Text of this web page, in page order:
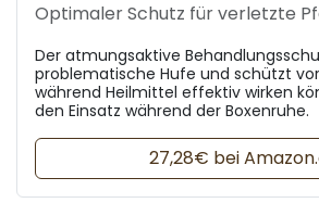
Optimaler Schutz für verletzte
Der atmungsaktive
problematische Hufe und schützt
während Heilmittel effektiv wirken
den Einsatz während der Boxenruhe.
27,28€ bei